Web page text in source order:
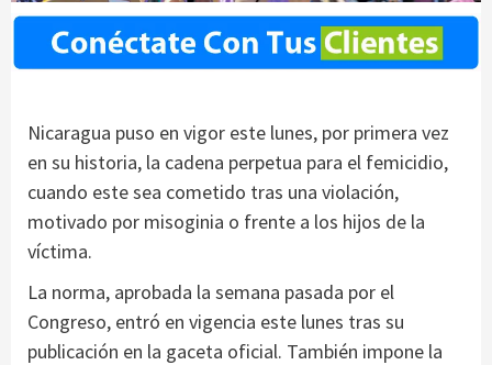
Nicaragua puso en vigor este lunes, por primera vez
en su historia, la cadena perpetua para el femicidio,
cuando este sea cometido tras una violación,
motivado por misoginia o frente a los hijos de la
víctima.
La norma, aprobada la semana pasada por el
Congreso, entró en vigencia este lunes tras su
publicación en la gaceta oficial. También impone la